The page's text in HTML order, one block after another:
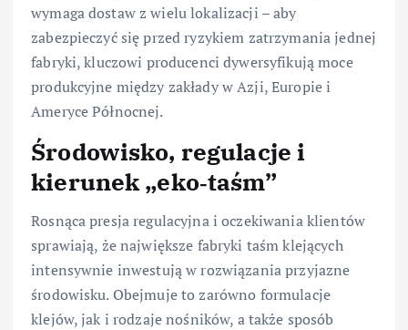
wymaga dostaw z wielu lokalizacji – aby
zabezpieczyć się przed ryzykiem zatrzymania jednej
fabryki, kluczowi producenci dywersyfikują moce
produkcyjne między zakłady w Azji, Europie i
Ameryce Północnej.
Środowisko, regulacje i
kierunek „eko‑taśm”
Rosnąca presja regulacyjna i oczekiwania klientów
sprawiają, że największe fabryki taśm klejących
intensywnie inwestują w rozwiązania przyjazne
środowisku. Obejmuje to zarówno formulacje
klejów, jak i rodzaje nośników, a także sposób